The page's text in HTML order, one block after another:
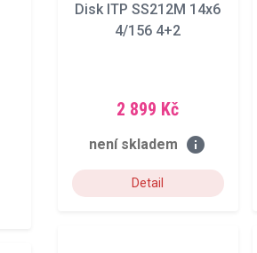
Disk ITP SS212M 14x6
4/156 4+2
2 899 Kč
není skladem info
Detail